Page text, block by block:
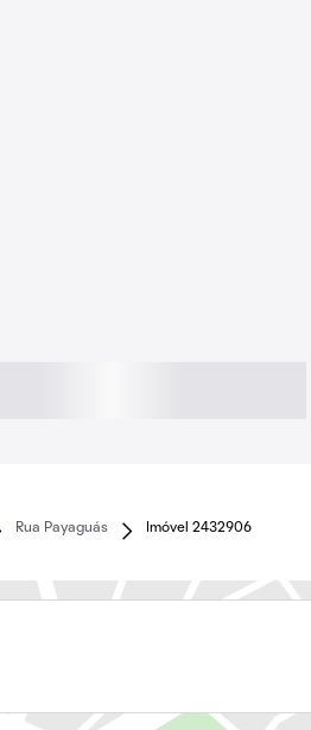
Rua Payaguás Imóvel 2432906